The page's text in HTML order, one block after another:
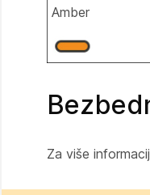
Amber
Za više